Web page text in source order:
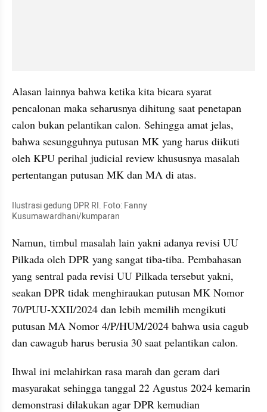
Alasan lainnya bahwa ketika kita bicara syarat
pencalonan maka seharusnya dihitung saat penetapan
calon bukan pelantikan calon. Sehingga amat jelas,
bahwa sesungguhnya putusan MK yang harus diikuti
oleh KPU perihal judicial review khususnya masalah
pertentangan putusan MK dan MA di atas.
Ilustrasi gedung DPR RI. Foto: Fanny
Kusumawardhani/kumparan
Namun, timbul masalah lain yakni adanya revisi UU
Pilkada oleh DPR yang sangat tiba-tiba. Pembahasan
yang sentral pada revisi UU Pilkada tersebut yakni,
seakan DPR tidak menghiraukan putusan MK Nomor
70/PUU-XXII/2024 dan lebih memilih mengikuti
putusan MA Nomor 4/P/HUM/2024 bahwa usia cagub
dan cawagub harus berusia 30 saat pelantikan calon.
Ihwal ini melahirkan rasa marah dan geram dari
masyarakat sehingga tanggal 22 Agustus 2024 kemarin
demonstrasi dilakukan agar DPR kemudian